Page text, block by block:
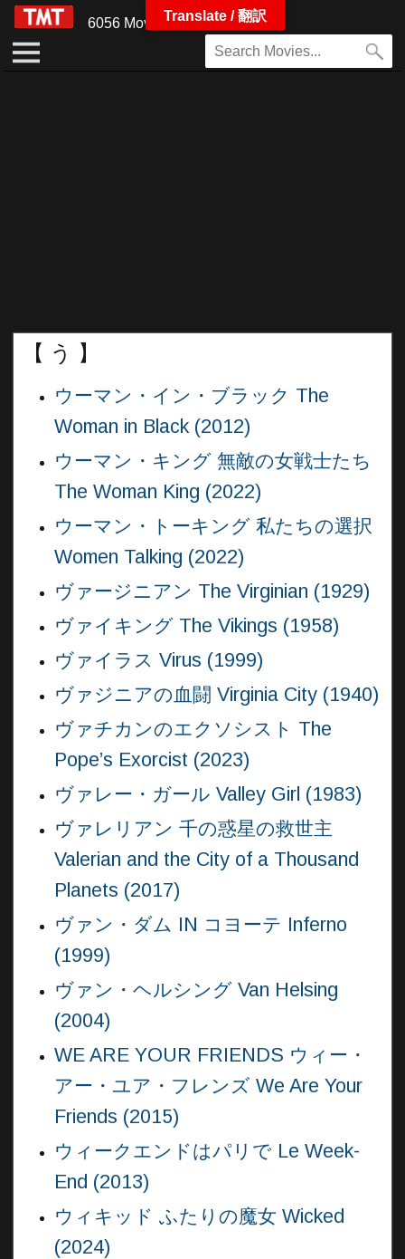
6056 Movies
【 う 】
ウーマン・イン・ブラック The
Woman in Black (2012)
ウーマン・キング 無敵の女戦士たち
The Woman King (2022)
ウーマン・トーキング 私たちの選択
Women Talking (2022)
ヴァージニアン The Virginian (1929)
ヴァイキング The Vikings (1958)
ヴァイラス Virus (1999)
ヴァジニアの血闘 Virginia City (1940)
ヴァチカンのエクソシスト The
Pope’s Exorcist (2023)
ヴァレー・ガール Valley Girl (1983)
ヴァレリアン 千の惑星の救世主
Valerian and the City of a Thousand
Planets (2017)
ヴァン・ダム IN コヨーテ Inferno
(1999)
ヴァン・ヘルシング Van Helsing
(2004)
WE ARE YOUR FRIENDS ウィー・
アー・ユア・フレンズ We Are Your
Friends (2015)
ウィークエンドはパリで Le Week-
End (2013)
ウィキッド ふたりの魔女 Wicked
(2024)
Translate / 翻訳